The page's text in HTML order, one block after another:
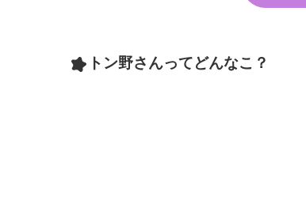
トン野さんってどんなこ？